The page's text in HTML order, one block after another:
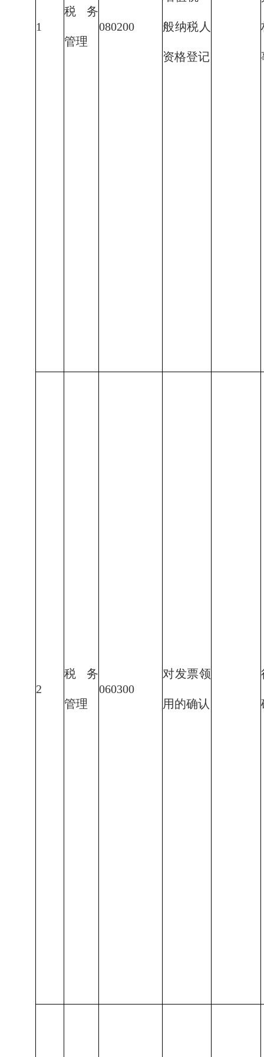
1
税务
管理
080200 般纳税人
资格登记
2
税务
管理
060300
对发票领
用的确认